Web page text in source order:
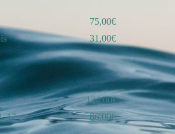
75,00€
31,00€
134,00€
17
86,00€